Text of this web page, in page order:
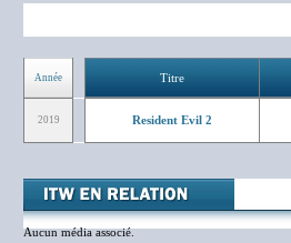
Année Titre
2019 Resident Evil 2
Aucun média associé.